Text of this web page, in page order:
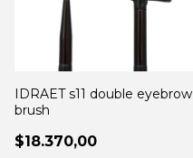
IDRAET s11 double eyebrow
brush
$18.370,00